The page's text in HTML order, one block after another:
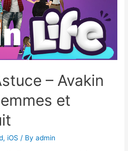
– Avakin
et
, iOS / Byadmin